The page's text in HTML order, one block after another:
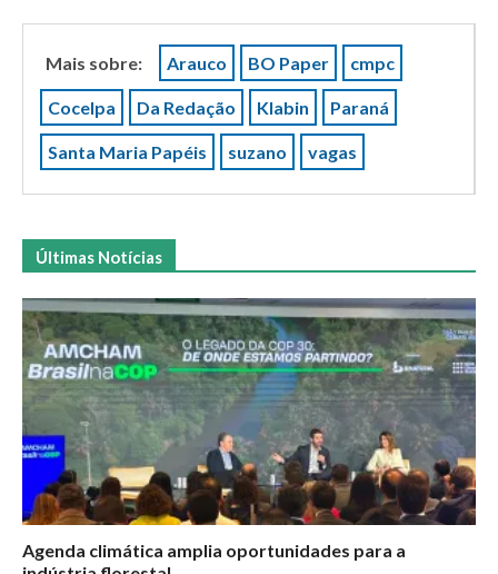
Mais sobre: Arauco BO Paper cmpc
Cocelpa Da Redação Klabin Paraná
Santa Maria Papéis suzano vagas
Últimas Notícias
Agenda climática amplia oportunidades para a